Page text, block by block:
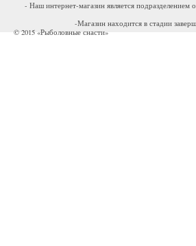
- Наш интернет-магазин является
-Магазин находится в стадии
© 2015 «Рыболовные снасти»